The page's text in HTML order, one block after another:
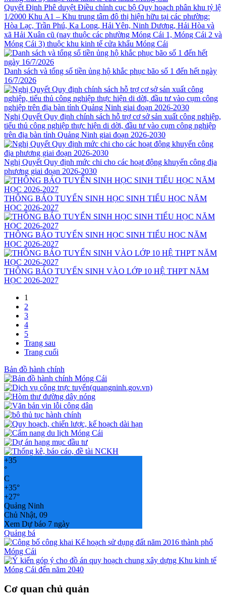
Quyết Định Phê duyệt Điều chỉnh cục bộ Quy hoạch phân khu tỷ lệ
1/2000 Khu A1 – Khu trung tâm đô thị hiện hữu tại các phường:
Hòa Lạc, Trần Phú, Ka Long, Hải Yên, Ninh Dương, Hải Hòa và
xã Hải Xuân cũ (nay thuộc các phường Móng Cái 1, Móng Cái 2 và
Móng Cái 3) thuộc khu kinh tế cửa khẩu Móng Cái
Danh sách và tổng số tiền ủng hộ khắc phục bão số 1 đến hết ngày
16/7/2026
Nghị Quyết Quy định chính sách hỗ trợ cơ sở sản xuất công nghiệp,
tiểu thủ công nghiệp thực hiện di dời, đầu tư vào cụm công nghiệp
trên địa bàn tỉnh Quảng Ninh giai đoạn 2026-2030
Nghị Quyết Quy định mức chi cho các hoạt động khuyến công địa
phương giai đoạn 2026-2030
THÔNG BÁO TUYỂN SINH HỌC SINH TIỂU HỌC NĂM
HỌC 2026-2027
THÔNG BÁO TUYỂN SINH HỌC SINH TIỂU HỌC NĂM
HỌC 2026-2027
THÔNG BÁO TUYỂN SINH VÀO LỚP 10 HỆ THPT NĂM
HỌC 2026-2027
1
2
3
4
5
Trang sau
Trang cuối
Bản đồ hành chính
+35
°
C
+35°
+27°
Quảng Ninh
Chủ Nhật, 09
Xem Dự báo 7 ngày
Quảng bá
Cơ quan chủ quản